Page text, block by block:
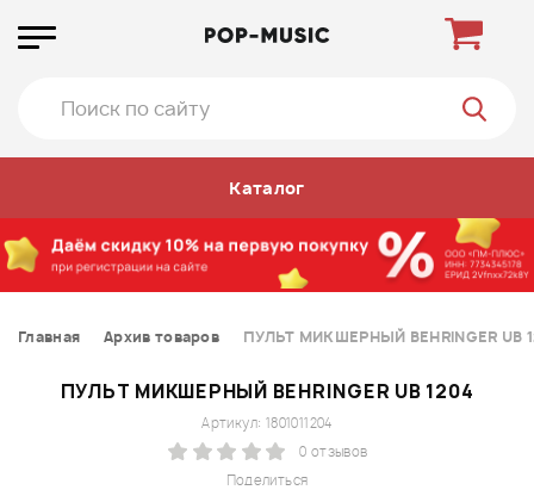
Каталог
Главная Архив товаров ПУЛЬТ МИКШЕРНЫЙ BEHRINGER UB
ПУЛЬТ МИКШЕРНЫЙ BEHRINGER UB 1204
Поделиться
Артикул: 1801011204
0 отзывов